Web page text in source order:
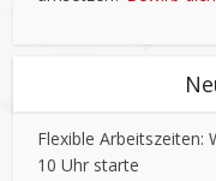
Flexible
10 Uhr starte